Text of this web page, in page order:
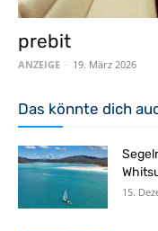
prebit
ANZEIGE - 19. März 2026
Das könnte dich
15.